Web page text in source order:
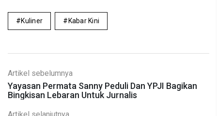
Kuliner Kabar Kini
Artikel sebelumnya
Yayasan Permata Sanny Peduli Dan YPJI Bagikan
Bingkisan Lebaran Untuk Jurnalis